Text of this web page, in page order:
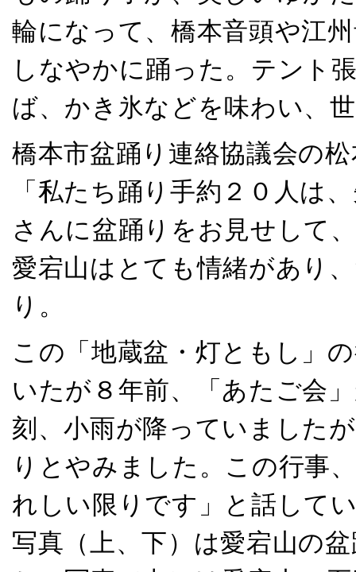
輪になって、橋本音頭や江
しなやかに踊った。テント
ば、かき氷などを味わい、
橋本市盆踊り連絡協議会の
「私たち踊り手約２０人は
さんに盆踊りをお見せして
愛宕山はとても情緒があり
り。
この「地蔵盆・灯ともし」
いたが８年前、「あたご会
刻、小雨が降っていました
りとやみました。この行事
れしい限りです」と話して
写真（上、下）は愛宕山の